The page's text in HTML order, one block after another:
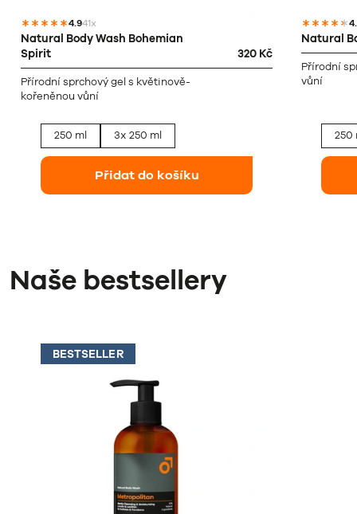
4.941x
Natural Body Wash Bohemian
Spirit
320 Kč
Přírodní sprchový gel s květinově-
kořeněnou vůní
250 ml 3x 250 ml
Přidat do košíku
Natural
Přírodní
vůní
250
Naše bestsellery
BESTSELLER